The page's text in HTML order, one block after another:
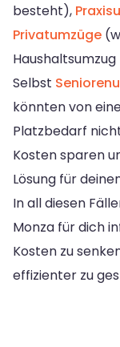
besteht),
Privatumzüge
Selbst
könnten von
Platzbedarf
Kosten sparen
Lösung für
In all diesen
Monza für dich
Kosten zu
effizienter zu